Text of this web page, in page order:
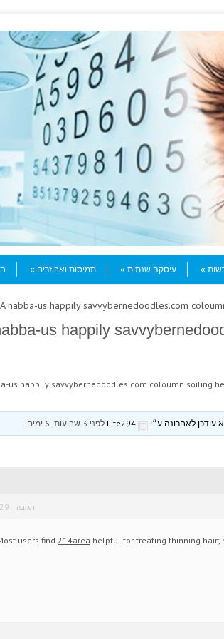
עיסקה שנתית תמיסות ואביזרים
> A nabba-us happily savvybernedoodles.com
us happily
us happily savvybernedoodles.com coloumn soiling
Life294 לפני 3 שבועות, 6 ימים
תגובה
users find 214area helpful for treating thinning hair;